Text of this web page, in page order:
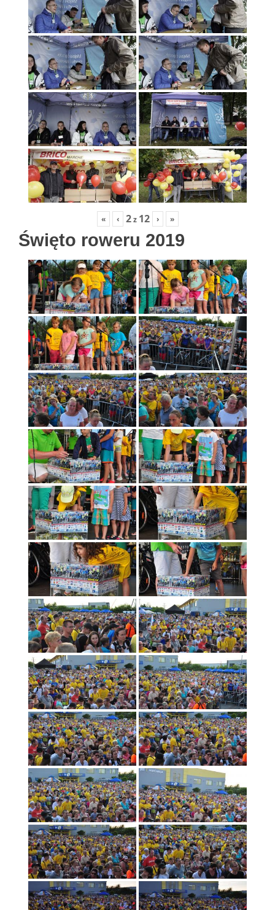
« ‹ 2z 12 › »
Święto roweru 2019